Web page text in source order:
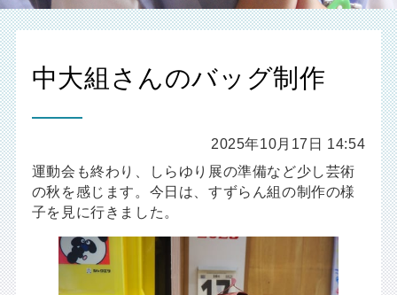
中大組さんのバッグ制作
2025年10月17日 14:54
運動会も終わり、しらゆり展の準備など少し芸術
の秋を感じます。今日は、すずらん組の制作の様
子を見に行きました。